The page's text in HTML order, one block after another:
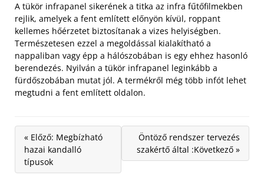
A tükör infrapanel sikerének a titka az infra fűtőfilmekben
rejlik, amelyek a fent említett előnyön kívül, roppant
kellemes hőérzetet biztosítanak a vizes helyiségben.
Természetesen ezzel a megoldással kialakítható a
nappaliban vagy épp a hálószobában is egy ehhez hasonló
berendezés. Nyilván a tükör infrapanel leginkább a
fürdőszobában mutat jól. A termékről még több infót lehet
megtudni a fent említett oldalon.
« Előző: Megbízható
hazai kandalló
típusok
Öntöző rendszer tervezés
szakértő által :Következő »